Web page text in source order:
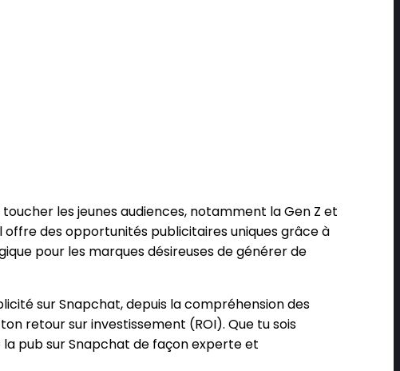
les jeunes audiences, notamment la Gen Z et
offre des opportunités publicitaires uniques grâce à
pour les marques désireuses de générer de
sur Snapchat, depuis la compréhension des
retour sur investissement (ROI). Que tu sois
pub sur Snapchat de façon experte et